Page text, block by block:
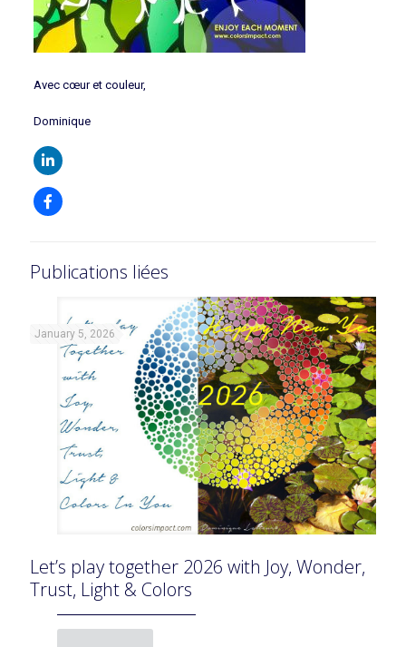
Avec cœur et couleur,
Dominique
Publications liées
January 5, 2026
Let’s play together 2026 with Joy, Wonder,
Trust, Light & Colors